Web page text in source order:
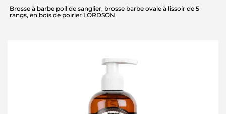
Brosse à barbe poil de sanglier, brosse barbe ovale à lissoir de 5
rangs, en bois de poirier LORDSON